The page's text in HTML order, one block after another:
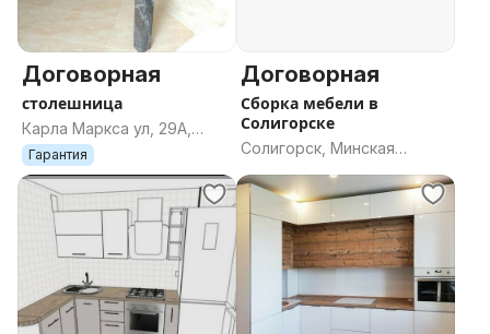
Договорная
столешница
Карла Маркса ул, 29А,
Пинск, Брестская область
Гарантия
Договорная
Сборка мебели в
Солигорске
Солигорск, Минская